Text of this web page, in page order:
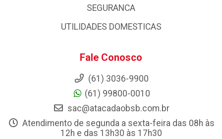
SEGURANCA
UTILIDADES DOMESTICAS
Fale Conosco
(61) 3036-9900
(61) 99800-0010
sac@atacadaobsb.com.br
Atendimento de segunda a sexta-feira das 08h às
12h e das 13h30 às 17h30